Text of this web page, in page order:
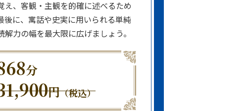
え、客観・主観を的確に述べるため
後に、寓話や史実に用いられる単純
力の幅を最大限に広げましょう。
分
円（税込）